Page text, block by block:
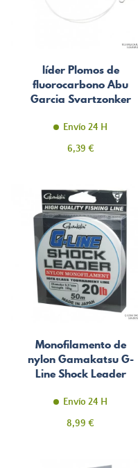
líder Plomos de
fluorocarbono Abu
Garcia Svartzonker
Envío 24 H
Precio
6,39 €
Monofilamento de
nylon Gamakatsu G-
Line Shock Leader
Envío 24 H
Precio
8,99 €